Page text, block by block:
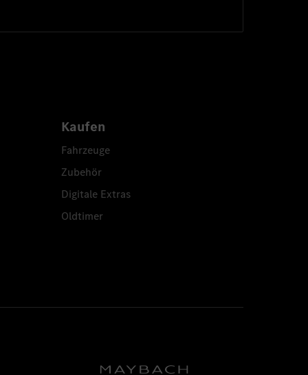
Kaufen
Fahrzeuge
Zubehör
Digitale Extras
Oldtimer